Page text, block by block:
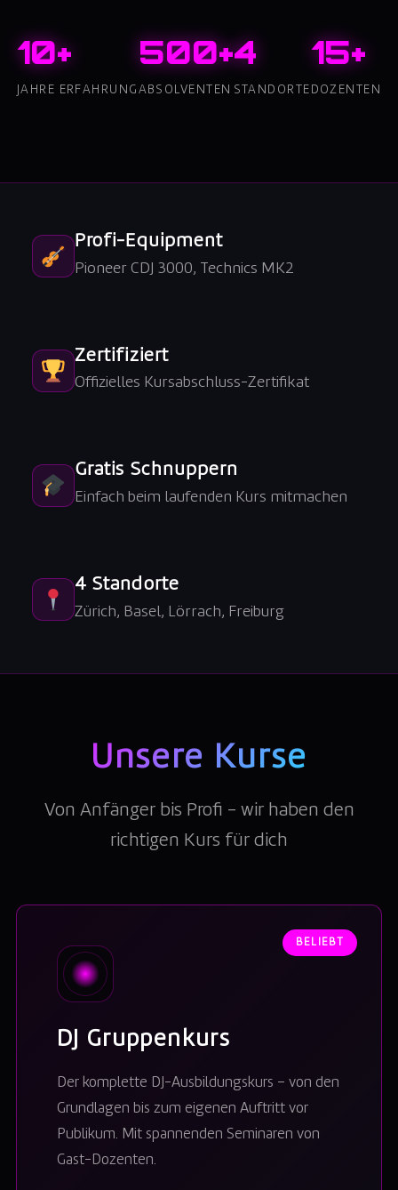
10+
JAHRE ERFAHRUNG
500+
ABSOLVENTEN
4
STANDORTE
15+
DOZENTEN
Profi-Equipment
Pioneer CDJ 3000, Technics MK2
Zertifiziert
Offizielles Kursabschluss-Zertifikat
Gratis Schnuppern
Einfach beim laufenden Kurs mitmachen
4 Standorte
Zürich, Basel, Lörrach, Freiburg
Unsere Kurse
Von Anfänger bis Profi – wir haben den
richtigen Kurs für dich
BELIEBT
DJ Gruppenkurs
Der komplette DJ-Ausbildungskurs – von den
Grundlagen bis zum eigenen Auftritt vor
Publikum. Mit spannenden Seminaren von
Gast-Dozenten.